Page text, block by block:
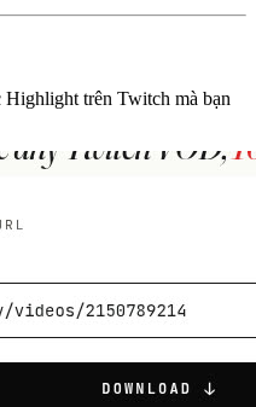
trên Twitch mà bạn